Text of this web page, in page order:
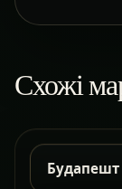
Схожі